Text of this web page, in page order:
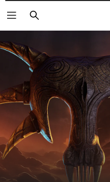
Wyszukaj